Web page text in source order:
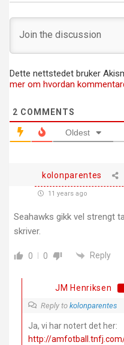
Dette nettstedet bruker
mer om hvordan
2 COMMENTS
Oldest
kolonparentes
11 years ago
Seahawks gikk vel strengt
skriver.
0 0 Reply
JM Henriksen
Reply to kolonparentes
Ja, vi har notert det her:
http://